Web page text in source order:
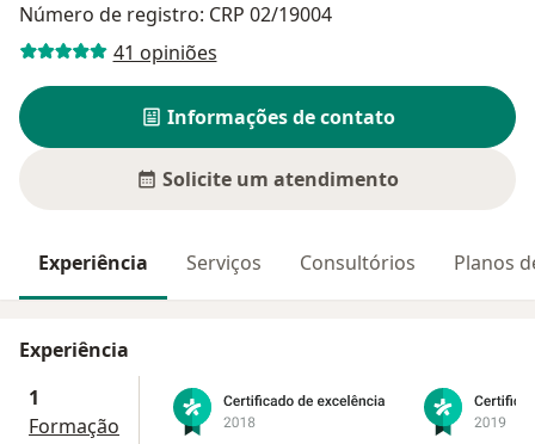
Número de registro: CRP 02/19004
41 opiniões
Informações de contato
Solicite um atendimento
Experiência Serviços Consultórios Planos
Experiência
1
Formação